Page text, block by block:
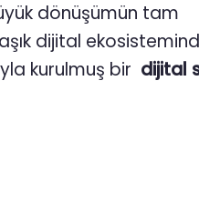
dönüşümün tam
dijital
kurulmuş bir dijital